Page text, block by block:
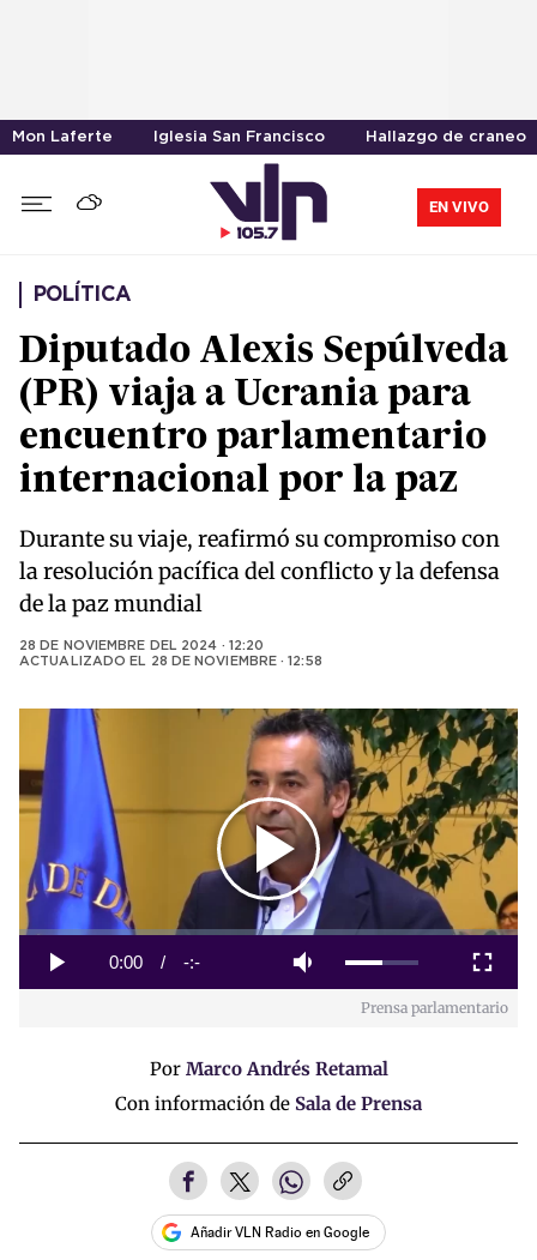
Mon Laferte Iglesia San Francisco Hallazgo de craneo
EN VIVO
POLÍTICA
Diputado Alexis Sepúlveda
(PR) viaja a Ucrania para
encuentro parlamentario
internacional por la paz
Durante su viaje, reafirmó su compromiso con
la resolución pacífica del conflicto y la defensa
de la paz mundial
28 DE NOVIEMBRE DEL 2024 · 12:20
ACTUALIZADO EL 28 DE NOVIEMBRE · 12:58
Play
Video
Play Mute
Current
0:00 / Duration
-:-
Loaded:
Fullscreen
Prensa parlamentario
Por Marco Andrés Retamal
Con información de Sala de Prensa
Añadir VLN Radio en Google